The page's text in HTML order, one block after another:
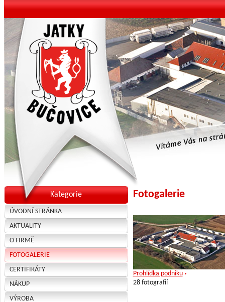
Kategorie
ÚVODNÍ STRÁNKA
AKTUALITY
O FIRMĚ
FOTOGALERIE
CERTIFIKÁTY
NÁKUP
VÝROBA
Fotogalerie
Prohlídka podniku
28 fotografií